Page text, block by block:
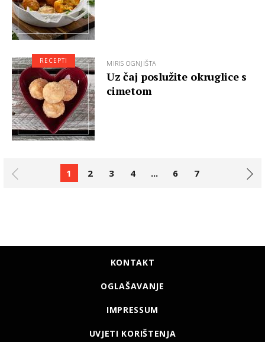
MIRIS OGNJIŠTA
Uz čaj poslužite okruglice s
cimetom
RECEPTI
1 2 3 4 ... 6 7
KONTAKT
OGLAŠAVANJE
IMPRESSUM
UVJETI KORIŠTENJA